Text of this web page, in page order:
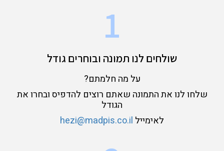
1
שולחים לנו תמונה ובוחרים גודל
על מה חלמתם?
שלחו לנו את התמונה שאתם רוצים להדפיס ובחרו את
הגודל
לאימייל hezi@madpis.co.il